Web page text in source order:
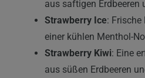
aus saftigen Erdbeeren
Strawberry Ice: Frische
einer kühlen Menthol-
Strawberry Kiwi: Eine
aus süßen Erdbeeren